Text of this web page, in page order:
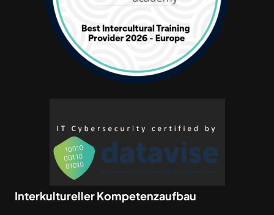
Interkultureller Kompetenzaufbau